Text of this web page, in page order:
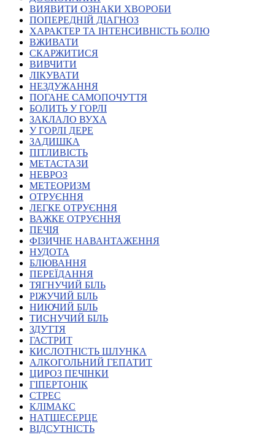
Запорізька область
Івано-Франківська область
Київ
Київська область
Миколаївська область
Одеська область
Полтавська область
Рівненська область
Сумська область
Тернопільська область
Херсонська область
Хмельницька область
Черкаська область
Чернігівська область
Особи відповідальні за контактування з
питань укладення договорів
Вивчаємо жестову мову
Дитяча сторінка
Новини про жестову мову
Ресурс для вивчення жестових мов різних країн
ЦУЖМ
Проєкт "Жестова мова для поліцейських"
Про шахрайські схеми
ВІКТОРИНА
На допомогу військовим
Медична термінологія жестовою мовою
ВИЯВИТИ ОЗНАКИ ХВОРОБИ
ПОПЕРЕДНІЙ ДІАГНОЗ
ХАРАКТЕР ТА ІНТЕНСИВНІСТЬ БОЛЮ
ВЖИВАТИ
СКАРЖИТИСЯ
ВИВЧИТИ
ЛІКУВАТИ
НЕЗДУЖАННЯ
ПОГАНЕ САМОПОЧУТТЯ
БОЛИТЬ У ГОРЛІ
ЗАКЛАЛО ВУХА
У ГОРЛІ ДЕРЕ
ЗАДИШКА
ПІТЛИВІСТЬ
МЕТАСТАЗИ
НЕВРОЗ
МЕТЕОРИЗМ
ОТРУЄННЯ
ЛЕГКЕ ОТРУЄННЯ
ВАЖКЕ ОТРУЄННЯ
ПЕЧІЯ
ФІЗИЧНЕ НАВАНТАЖЕННЯ
НУДОТА
БЛЮВАННЯ
ПЕРЕЇДАННЯ
ТЯГНУЧИЙ БІЛЬ
РІЖУЧИЙ БІЛЬ
НИЮЧИЙ БІЛЬ
ТИСНУЧИЙ БІЛЬ
ЗДУТТЯ
ГАСТРИТ
КИСЛОТНІСТЬ ШЛУНКА
АЛКОГОЛЬНИЙ ГЕПАТИТ
ЦИРОЗ ПЕЧІНКИ
ГІПЕРТОНІК
СТРЕС
КЛІМАКС
НАТЩЕСЕРЦЕ
ВІДСУТНІСТЬ